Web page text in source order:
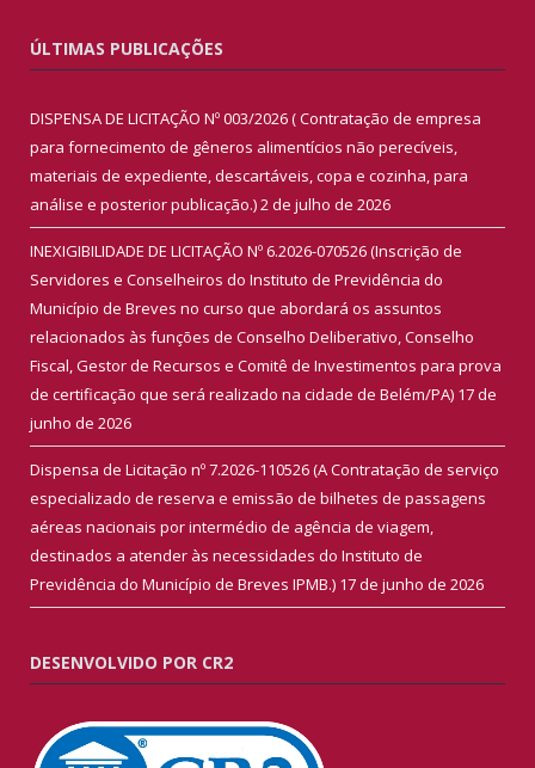
ÚLTIMAS PUBLICAÇÕES
DISPENSA DE LICITAÇÃO Nº 003/2026 ( Contratação de empresa
para fornecimento de gêneros alimentícios não perecíveis,
materiais de expediente, descartáveis, copa e cozinha, para
análise e posterior publicação.)2 de julho de 2026
INEXIGIBILIDADE DE LICITAÇÃO Nº 6.2026-070526 (Inscrição de
Servidores e Conselheiros do Instituto de Previdência do
Município de Breves no curso que abordará os assuntos
relacionados às funções de Conselho Deliberativo, Conselho
Fiscal, Gestor de Recursos e Comitê de Investimentos para prova
de certificação que será realizado na cidade de Belém/PA) 17 de
junho de 2026
Dispensa de Licitação nº 7.2026-110526 (A Contratação de serviço
especializado de reserva e emissão de bilhetes de passagens
aéreas nacionais por intermédio de agência de viagem,
destinados a atender às necessidades do Instituto de
Previdência do Município de Breves IPMB.) 17 de junho de 2026
DESENVOLVIDO POR CR2